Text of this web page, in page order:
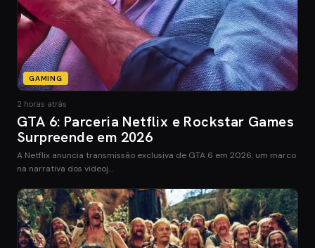
GAMING
2 horas atrás
GTA 6: Parceria Netflix e Rockstar Games
Surpreende em 2026
A Netflix anuncia transmissão exclusiva de GTA 6 em 2026: um marco
na narrativa dos videoj…